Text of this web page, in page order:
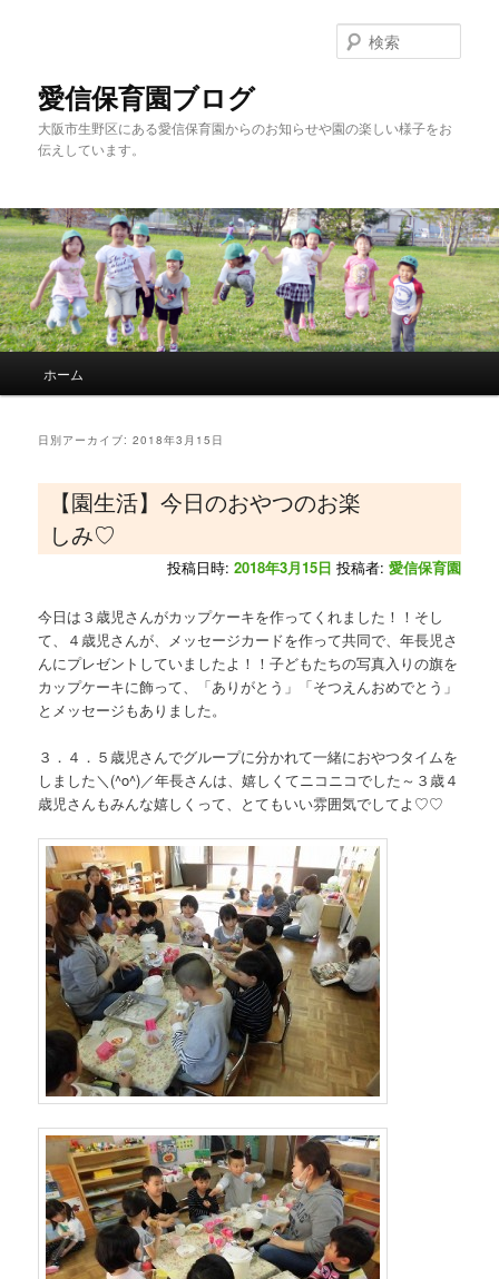
愛信保育園ブログ
大阪市生野区にある愛信保育園からのお知らせや園の楽しい様子をお
伝えしています。
索
メインコンテンツへ移動
サブコンテンツへ移動
ホーム
日別アーカイブ:2018年3月15日
【園生活】今日のおやつのお楽
しみ♡
投稿日時: 2018年3月15日 投稿者: 愛信保育園
今日は３歳児さんがカップケーキを作ってくれました！！そし
て、４歳児さんが、メッセージカードを作って共同で、年長児さ
んにプレゼントしていましたよ！！子どもたちの写真入りの旗を
カップケーキに飾って、「ありがとう」「そつえんおめでとう」
とメッセージもありました。
３．４．５歳児さんでグループに分かれて一緒におやつタイムを
しました＼(^o^)／年長さんは、嬉しくてニコニコでした～３歳４
歳児さんもみんな嬉しくって、とてもいい雰囲気でしてよ♡♡